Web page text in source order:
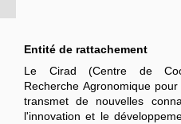
Entité de rattachement
Le Cirad (Centre de
Recherche Agronomique
transmet de nouvelles
l'innovation et le